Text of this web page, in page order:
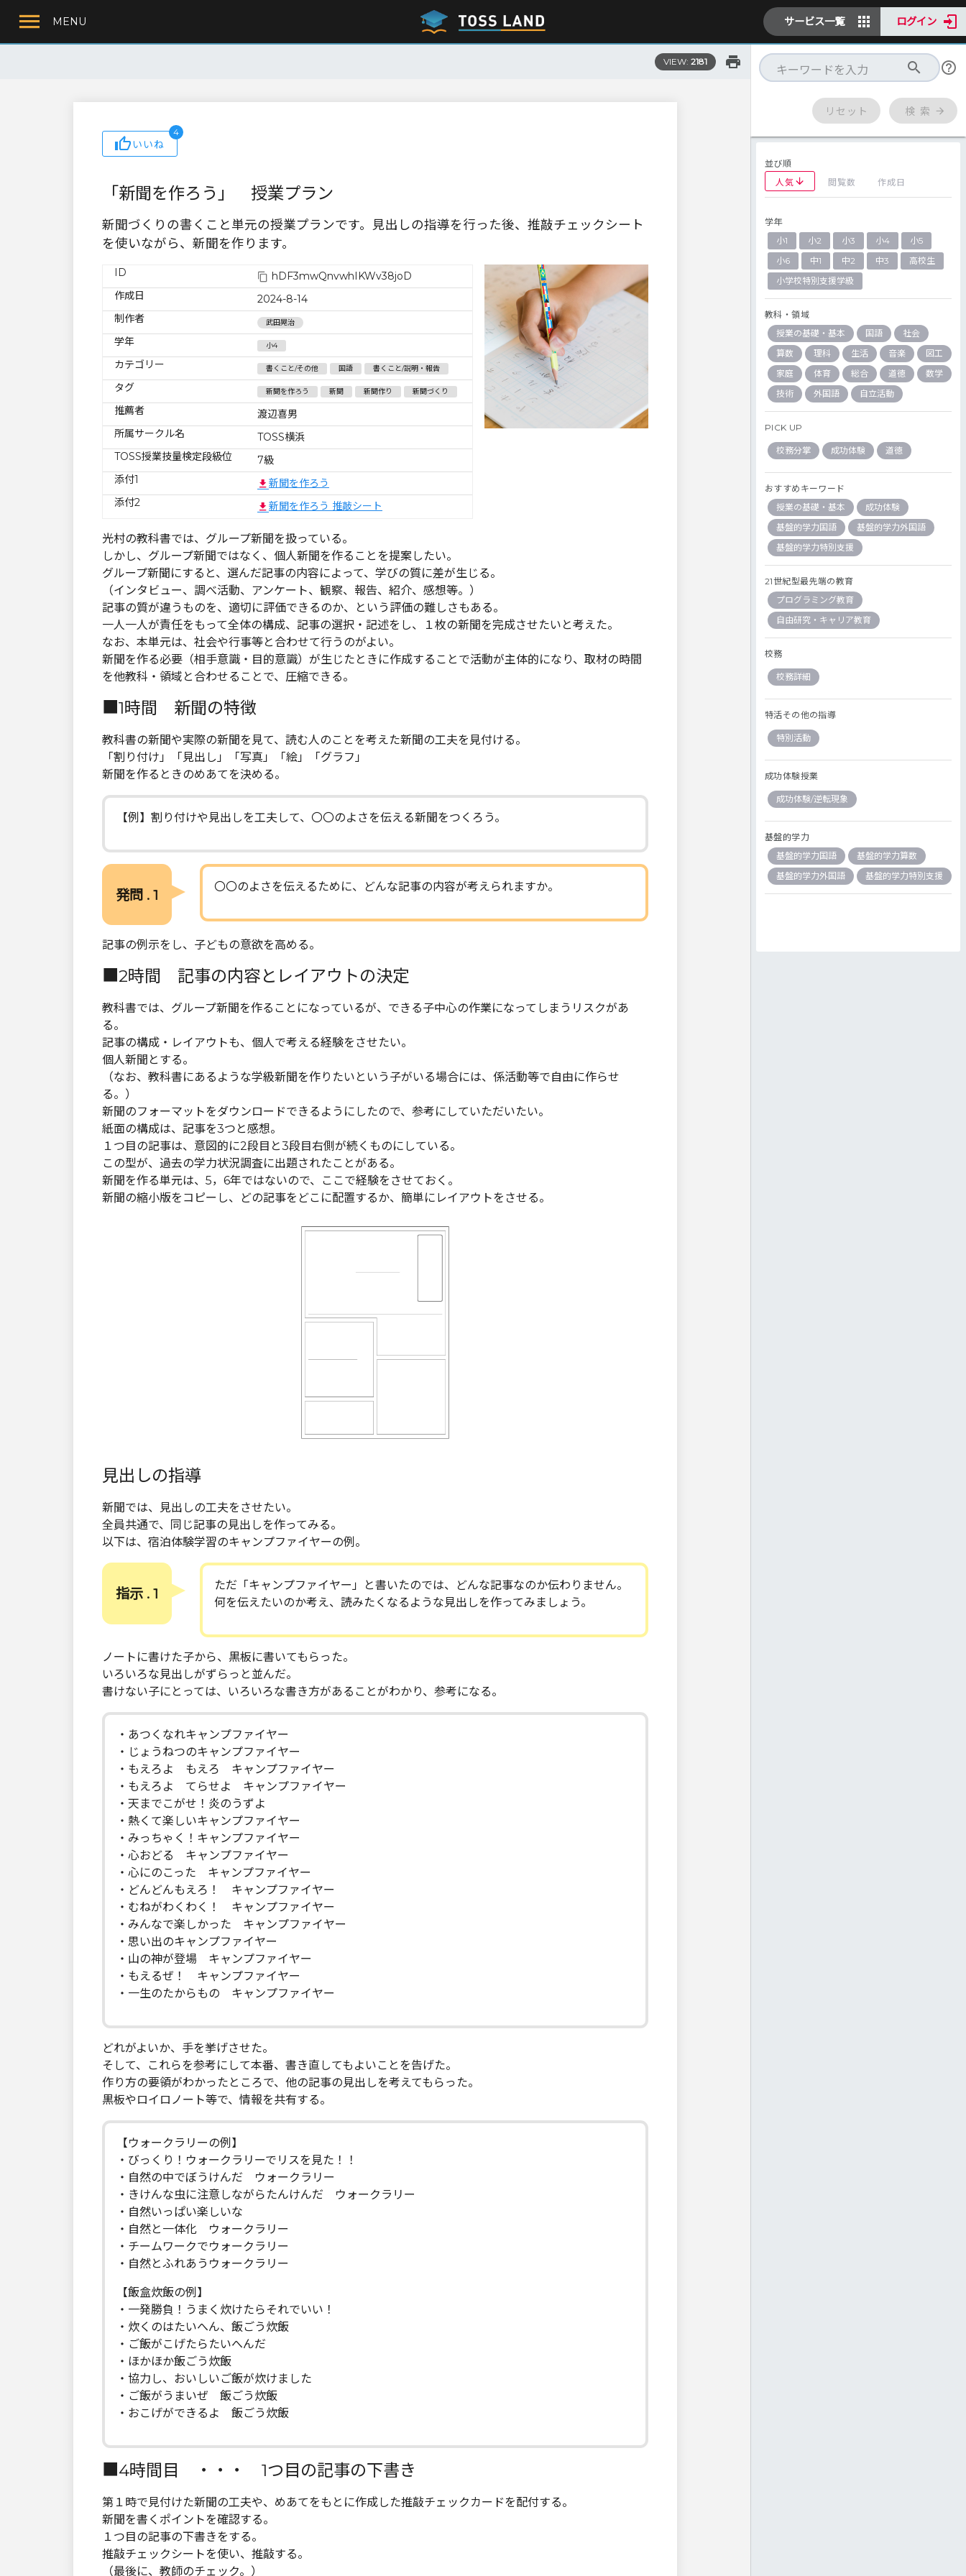
MENU サービス一覧 ログイン
VIEW: 2181
いいね
4
「新聞を作ろう」 授業プラン
新聞づくりの書くこと単元の授業プランです。見出しの指導を行った後、推敲チェックシート
を使いながら、新聞を作ります。
ID
hDF3mwQnvwhIKWv38joD
作成日
2024-8-14
制作者
武田晃治
学年 小4
カテゴリー 書くこと/その他 国語 書くこと/説明・報告
タグ 新聞を作ろう 新聞 新聞作り 新聞づくり
推薦者
渡辺喜男
所属サークル名
TOSS横浜
TOSS授業技量検定段級位
7級
添付1
新聞を作ろう
添付2
新聞を作ろう 推敲シート
光村の教科書では、グループ新聞を扱っている。
しかし、グループ新聞ではなく、個人新聞を作ることを提案したい。
グループ新聞にすると、選んだ記事の内容によって、学びの質に差が生じる。
（インタビュー、調べ活動、アンケート、観察、報告、紹介、感想等。）
記事の質が違うものを、適切に評価できるのか、という評価の難しさもある。
一人一人が責任をもって全体の構成、記事の選択・記述をし、１枚の新聞を完成させたいと考えた。
なお、本単元は、社会や行事等と合わせて行うのがよい。
新聞を作る必要（相手意識・目的意識）が生じたときに作成することで活動が主体的になり、取材の時間
を他教科・領域と合わせることで、圧縮できる。
■1時間 新聞の特徴
教科書の新聞や実際の新聞を見て、読む人のことを考えた新聞の工夫を見付ける。
「割り付け」「見出し」「写真」「絵」「グラフ」
新聞を作るときのめあてを決める。
【例】割り付けや見出しを工夫して、〇〇のよさを伝える新聞をつくろう。
発問 . 1 〇〇のよさを伝えるために、どんな記事の内容が考えられますか。
記事の例示をし、子どもの意欲を高める。
■2時間 記事の内容とレイアウトの決定
教科書では、グループ新聞を作ることになっているが、できる子中心の作業になってしまうリスクがあ
る。
記事の構成・レイアウトも、個人で考える経験をさせたい。
個人新聞とする。
（なお、教科書にあるような学級新聞を作りたいという子がいる場合には、係活動等で自由に作らせ
る。）
新聞のフォーマットをダウンロードできるようにしたので、参考にしていただいたい。
紙面の構成は、記事を3つと感想。
１つ目の記事は、意図的に2段目と3段目右側が続くものにしている。
この型が、過去の学力状況調査に出題されたことがある。
新聞を作る単元は、5，6年ではないので、ここで経験をさせておく。
新聞の縮小版をコピーし、どの記事をどこに配置するか、簡単にレイアウトをさせる。
見出しの指導
新聞では、見出しの工夫をさせたい。
全員共通で、同じ記事の見出しを作ってみる。
以下は、宿泊体験学習のキャンプファイヤーの例。
指示 . 1
ただ「キャンプファイヤー」と書いたのでは、どんな記事なのか伝わりません。
何を伝えたいのか考え、読みたくなるような見出しを作ってみましょう。
ノートに書けた子から、黒板に書いてもらった。
いろいろな見出しがずらっと並んだ。
書けない子にとっては、いろいろな書き方があることがわかり、参考になる。
・あつくなれキャンプファイヤー
・じょうねつのキャンプファイヤー
・もえろよ もえろ キャンプファイヤー
・もえろよ てらせよ キャンプファイヤー
・天までこがせ！炎のうずよ
・熱くて楽しいキャンプファイヤー
・みっちゃく！キャンプファイヤー
・心おどる キャンプファイヤー
・心にのこった キャンプファイヤー
・どんどんもえろ！ キャンプファイヤー
・むねがわくわく！ キャンプファイヤー
・みんなで楽しかった キャンプファイヤー
・思い出のキャンプファイヤー
・山の神が登場 キャンプファイヤー
・もえるぜ！ キャンプファイヤー
・一生のたからもの キャンプファイヤー
どれがよいか、手を挙げさせた。
そして、これらを参考にして本番、書き直してもよいことを告げた。
作り方の要領がわかったところで、他の記事の見出しを考えてもらった。
黒板やロイロノート等で、情報を共有する。
【ウォークラリーの例】
・びっくり！ウォークラリーでリスを見た！！
・自然の中でぼうけんだ ウォークラリー
・きけんな虫に注意しながらたんけんだ ウォークラリー
・自然いっぱい楽しいな
・自然と一体化 ウォークラリー
・チームワークでウォークラリー
・自然とふれあうウォークラリー
【飯盒炊飯の例】
・一発勝負！うまく炊けたらそれでいい！
・炊くのはたいへん、飯ごう炊飯
・ご飯がこげたらたいへんだ
・ほかほか飯ごう炊飯
・協力し、おいしいご飯が炊けました
・ご飯がうまいぜ 飯ごう炊飯
・おこげができるよ 飯ごう炊飯
■4時間目 ・・・ 1つ目の記事の下書き
第１時で見付けた新聞の工夫や、めあてをもとに作成した推敲チェックカードを配付する。
新聞を書くポイントを確認する。
１つ目の記事の下書きをする。
推敲チェックシートを使い、推敲する。
（最後に、教師のチェック。）
リセット 検 索
並び順
人気
閲覧数 作成日
学年
小1
小2 小3 小4
小5
小6
中1 中2 中3
高校生
小学校特別支援学級
教科・領域
授業の基礎・基本
国語
社会
算数
理科 生活 音楽
図工
家庭
体育 総合 道徳
数学
技術
外国語 自立活動
PICK UP
校務分掌 成功体験 道徳
おすすめキーワード
授業の基礎・基本
成功体験
基盤的学力国語
基盤的学力外国語
基盤的学力特別支援
21世紀型最先端の教育
プログラミング教育
自由研究・キャリア教育
校務
校務詳細
特活その他の指導
特別活動
成功体験授業
成功体験/逆転現象
基盤的学力
基盤的学力国語
基盤的学力算数
基盤的学力外国語
基盤的学力特別支援